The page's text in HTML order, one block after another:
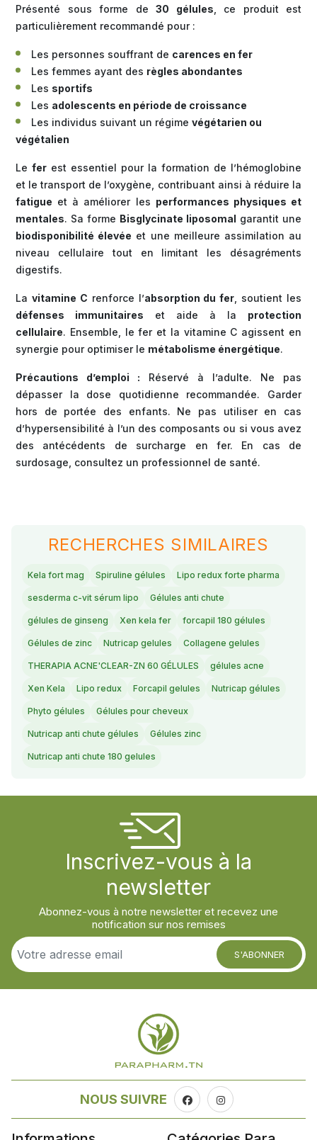
Présenté sous forme de 30 gélules , ce produit est
particulièrement recommandé pour :
Les personnes souffrant de carences en fer
Les femmes ayant des règles abondantes
Les sportifs
Les adolescents en période de croissance
Les individus suivant un régime végétarien ou
végétalien
Le fer est essentiel pour la formation de l’hémoglobine
et le transport de l’oxygène, contribuant ainsi à réduire la
fatigue et à améliorer les performances physiques et
mentales. Sa forme Bisglycinate liposomal garantit une
biodisponibilité élevée et une meilleure assimilation au
niveau cellulaire tout en limitant les désagréments
digestifs.
La vitamine C renforce l’absorption du fer , soutient les
défenses immunitaires et aide à la protection
cellulaire. Ensemble, le fer et la vitamine C agissent en
synergie pour optimiser le métabolisme énergétique.
Précautions d’emploi : Réservé à l’adulte. Ne pas
dépasser la dose quotidienne recommandée. Garder
hors de portée des enfants. Ne pas utiliser en cas
d’hypersensibilité à l’un des composants ou si vous avez
des antécédents de surcharge en fer. En cas de
surdosage, consultez un professionnel de santé.
RECHERCHES SIMILAIRES
Kela fort mag Spiruline gélules Lipo redux forte pharma
sesderma c-vit sérum lipo Gélules anti chute
gélules de ginseng Xen kela fer forcapil 180 gélules
Gélules de zinc Nutricap gelules Collagene gelules
THERAPIA ACNE'CLEAR-ZN 60 GÉLULES gélules acne
Xen Kela Lipo redux Forcapil gelules Nutricap gélules
Phyto gélules Gélules pour cheveux
Nutricap anti chute gélules Gélules zinc
Nutricap anti chute 180 gelules
Inscrivez-vous à la
newsletter
Abonnez-vous à notre newsletter et recevez une
notification sur nos remises
S'ABONNER
NOUS SUIVRE